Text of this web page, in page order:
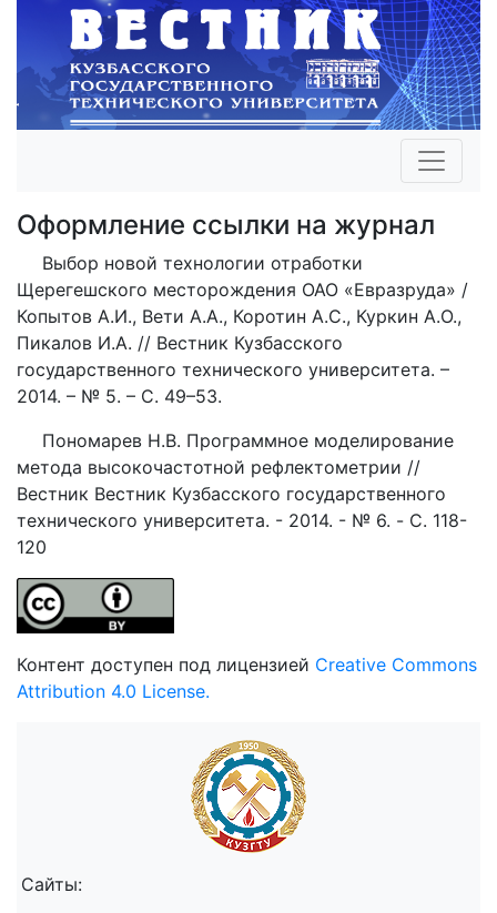
Оформление ссылки на журнал
Выбор новой технологии отработки
Щерегешского месторождения ОАО «Евразруда» /
Копытов А.И., Вети А.А., Коротин А.С., Куркин А.О.,
Пикалов И.А. // Вестник Кузбасского
государственного технического университета. –
2014. – № 5. – С. 49–53.
Пономарев Н.В. Программное моделирование
метода высокочастотной рефлектометрии //
Вестник Вестник Кузбасского государственного
технического университета. - 2014. - № 6. - C. 118-
120
Контент доступен под лицензией Creative Commons
Attribution 4.0 License.
Сайты: